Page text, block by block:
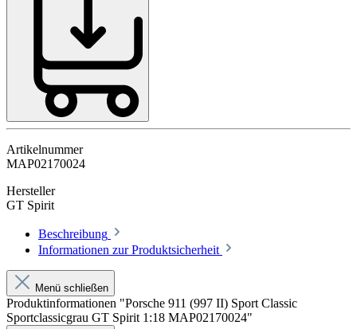
Artikelnummer
MAP02170024
Hersteller
GT Spirit
Beschreibung
Informationen zur Produktsicherheit
Menü schließen
Produktinformationen "Porsche 911 (997 II) Sport Classic
Sportclassicgrau GT Spirit 1:18 MAP02170024"